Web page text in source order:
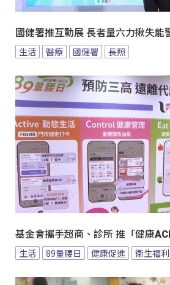
國健署推互動展 長者量六力揪失能
生活 醫療 國健署 長照
基金會攜手超商、診所 推「健康
生活 89量腰日 健康促進 衛生福